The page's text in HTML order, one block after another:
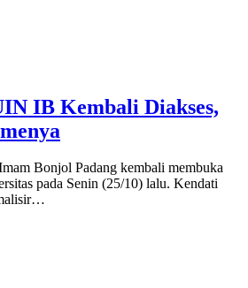
IB Kembali Diakses,
Bonjol Padang kembali membuka
pada Senin (25/10) lalu. Kendati